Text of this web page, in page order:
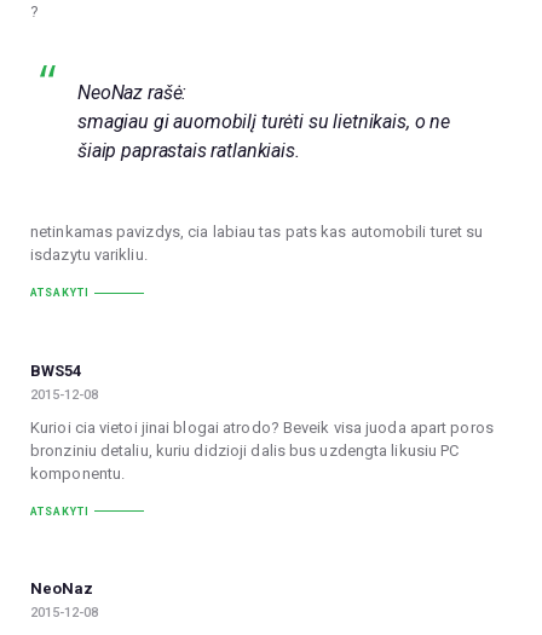
?
NeoNaz rašė:
smagiau gi auomobilį turėti su lietnikais, o ne
šiaip paprastais ratlankiais.
netinkamas pavizdys, cia labiau tas pats kas automobili turet su
isdazytu varikliu.
ATSAKYTI
BWS54
2015-12-08
Kurioi cia vietoi jinai blogai atrodo? Beveik visa juoda apart poros
bronziniu detaliu, kuriu didzioji dalis bus uzdengta likusiu PC
komponentu.
ATSAKYTI
NeoNaz
2015-12-08